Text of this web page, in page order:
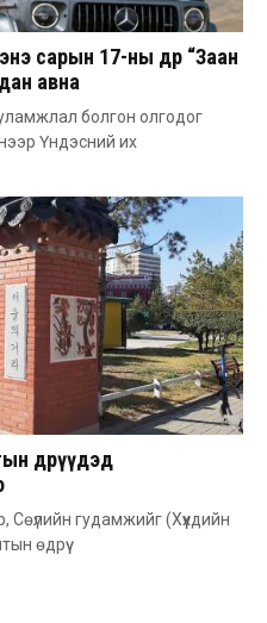
сарын 17-ны өдөр “Заан
авна
болгон олгодог
Үндэсний их
өдрүүдэд
Сөүлийн гудамжийг (Хүүхдийн
өдрүү